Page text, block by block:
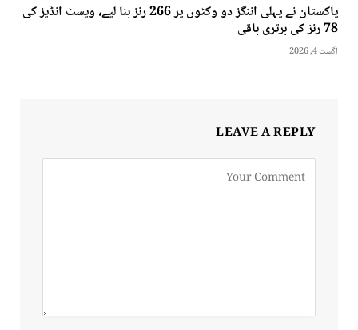
پاکستان نے پہلی اننگز دو وکٹوں پر 266 رنز بنا لیے، ویسٹ انڈیز کی
78 رنز کی برتری باقی
اگست 4, 2026
LEAVE A REPLY